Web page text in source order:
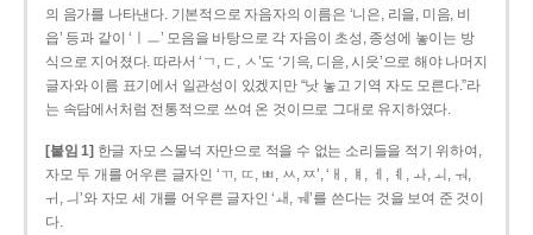
의 음가를 나타낸다. 기본적으로 자음자의 이름은 ‘니은, 리을, 미음, 비
읍’ 등과 같이 ‘ㅣㅡ’ 모음을 바탕으로 각 자음이 초성, 종성에 놓이는 방
식으로 지어졌다. 따라서 ‘ㄱ, ㄷ, ㅅ’도 ‘기윽, 디읃, 시읏’으로 해야 나머지
글자와 이름 표기에서 일관성이 있겠지만 “낫 놓고 기역 자도 모른다.”라
는 속담에서처럼 전통적으로 쓰여 온 것이므로 그대로 유지하였다.
[붙임 1] 한글 자모 스물넉 자만으로 적을 수 없는 소리들을 적기 위하여,
자모 두 개를 어우른 글자인 ‘ㄲ, ㄸ, ㅃ, ㅆ, ㅉ’, ‘ㅐ, ㅒ, ㅔ, ㅖ, ㅘ, ㅚ, ㅝ,
ㅟ, ㅢ’와 자모 세 개를 어우른 글자인 ‘ㅙ, ㅞ’를 쓴다는 것을 보여 준 것이
다.